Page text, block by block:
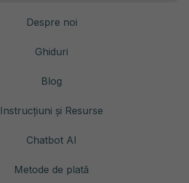
Despre noi
Ghiduri
Blog
Instrucțiuni și Resurse
Chatbot AI
Metode de plată